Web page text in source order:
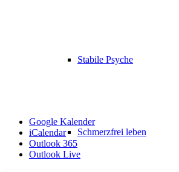
Stabile Psyche
Schmerzfrei leben
Google Kalender
iCalendar
Outlook 365
Outlook Live